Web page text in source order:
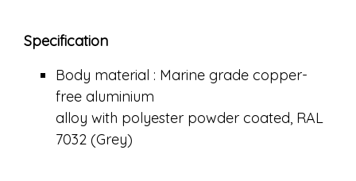
Specification
Body material : Marine grade copper-
free aluminium
alloy with polyester powder coated, RAL
7032 (Grey)